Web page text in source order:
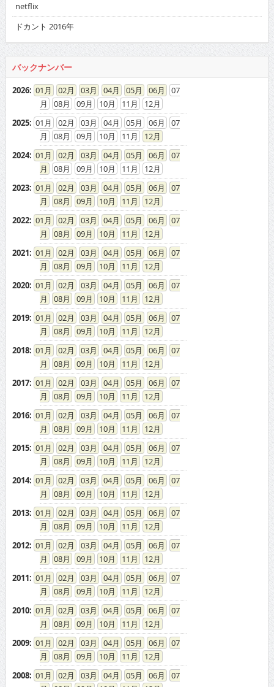
2026: 01 02 03 04 05 06
07
08
2025 : 02 03 04 05 06
08
01 02 03 04 05 06
07
08
09 10 11
12
01 02 03 04 05 06
07
08
09 10 11
12
01 02 03 04 05 06
07
08
09 10 11
12
01 02 03 04 05 06
07
08
09 10 11
12
01 02 03 04 05 06
07
08
09 10 11
12
01 02 03 04 05 06
07
08
09 10 11
12
01 02 03 04 05 06
07
08
09 10 11
12
01 02 03 04 05 06
07
08
09 10 11
12
01 02 03 04 05 06
07
08
09 10 11
12
01 02 03 04 05 06
07
08
09 10 11
12
01 02 03 04 05 06
07
08
09 10 11
12
01 02 03 04 05 06
07
08
09 10 11
12
01 02 03 04 05 06
07
08
09 10 11
12
01 02 03 04 05 06
07
08
09 10 11
12
01 02 03 04 05 06
07
08
09 10 11
12
01 02 03 04 05 06
07
08
09 10 11
12
01 02 03 04 05 06
07
08
09 10 11
12
01 02 03 04 05 06
07
08
09 10 11
12
01 02 03 04 05 06
07
08
09 10 11
12